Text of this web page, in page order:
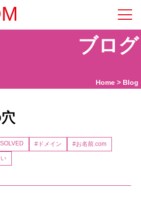
ブログ
Home Blog
#ドメイン #お名前.com